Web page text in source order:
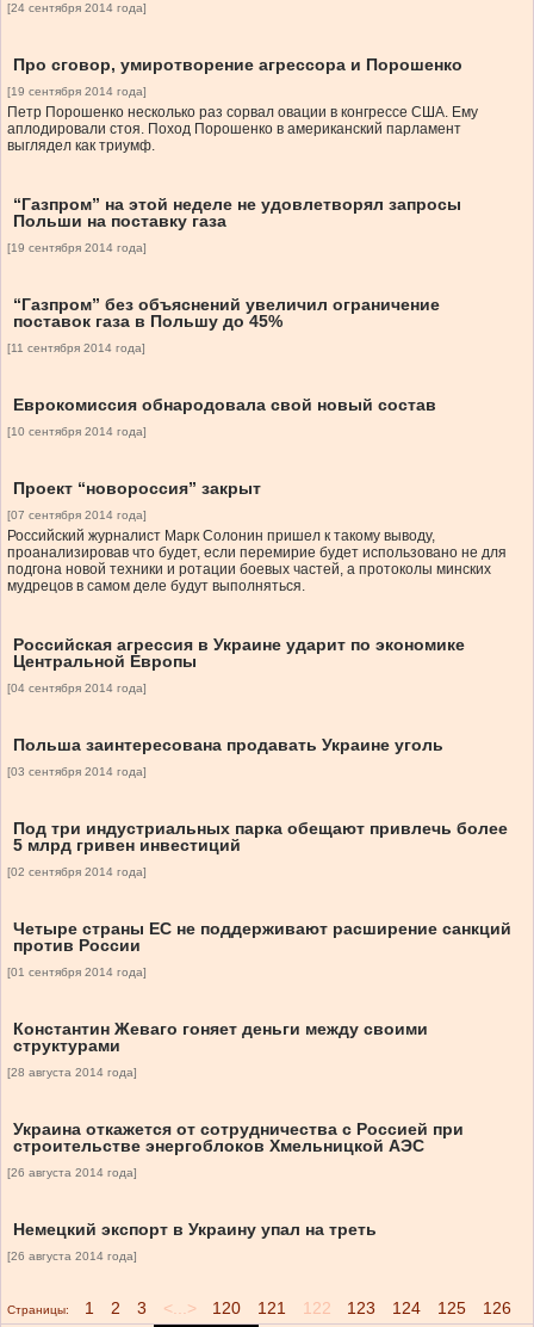
[24 сентября 2014 года]
Про сговор, умиротворение агрессора и Порошенко
[19 сентября 2014 года]
Петр Порошенко несколько раз сорвал овации в конгрессе США. Ему
аплодировали стоя. Поход Порошенко в американский парламент
выглядел как триумф.
“Газпром” на этой неделе не удовлетворял запросы
Польши на поставку газа
[19 сентября 2014 года]
“Газпром” без объяснений увеличил ограничение
поставок газа в Польшу до 45%
[11 сентября 2014 года]
Еврокомиссия обнародовала свой новый состав
[10 сентября 2014 года]
Проект “новороссия” закрыт
[07 сентября 2014 года]
Российский журналист Марк Солонин пришел к такому выводу,
проанализировав что будет, если перемирие будет использовано не для
подгона новой техники и ротации боевых частей, а протоколы минских
мудрецов в самом деле будут выполняться.
Российская агрессия в Украине ударит по экономике
Центральной Европы
[04 сентября 2014 года]
Польша заинтересована продавать Украине уголь
[03 сентября 2014 года]
Под три индустриальных парка обещают привлечь более
5 млрд гривен инвестиций
[02 сентября 2014 года]
Четыре страны ЕС не поддерживают расширение санкций
против России
[01 сентября 2014 года]
Константин Жеваго гоняет деньги между своими
структурами
[28 августа 2014 года]
Украина откажется от сотрудничества с Россией при
строительстве энергоблоков Хмельницкой АЭС
[26 августа 2014 года]
Немецкий экспорт в Украину упал на треть
[26 августа 2014 года]
Страницы: 1 2 3 <...> 120 121 122 123 124 125 126